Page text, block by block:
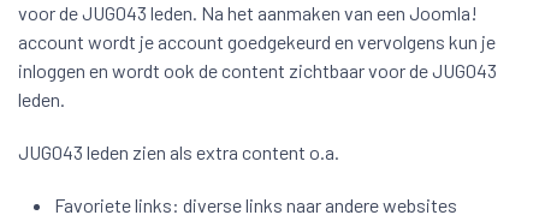
voor de JUG043 leden. Na het aanmaken van een Joomla!
account wordt je account goedgekeurd en vervolgens kun je
inloggen en wordt ook de content zichtbaar voor de JUG043
leden.
JUG043 leden zien als extra content o.a.
Favoriete links: diverse links naar andere websites